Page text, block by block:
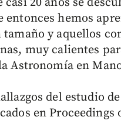
entonces hemos
tamaño y aquellos
muy calientes
Astronomía en
del estudio
en Proceedings